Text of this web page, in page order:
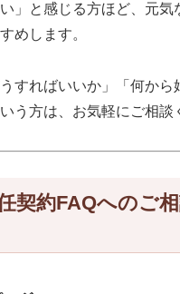
」と感じる方ほど、元気
めします。
うすればいいか」「何から
う方は、お気軽にご相談
契約FAQへのご